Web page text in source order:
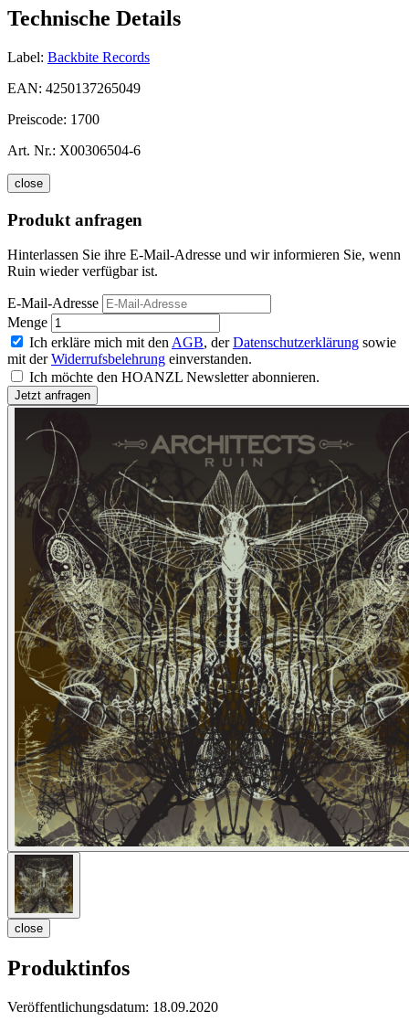
Technische Details
Label: Backbite Records
EAN: 4250137265049
Preiscode: 1700
Art. Nr.: X00306504-6
close
Produkt anfragen
Hinterlassen Sie ihre E-Mail-Adresse und wir informieren Sie, wenn
Ruin wieder verfügbar ist.
E-Mail-Adresse
Menge
Ich erkläre mich mit den AGB, derDatenschutzerklärung sowie
mit derWiderrufsbelehrung einverstanden.
Ich möchte den HOANZL Newsletter abonnieren.
close
Produktinfos
Veröffentlichungsdatum: 18.09.2020